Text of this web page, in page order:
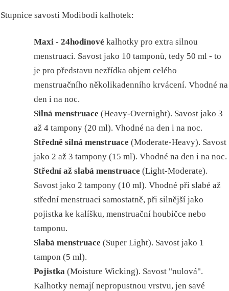
Stupnice savosti Modibodi kalhotek:
Maxi - 24hodinové kalhotky pro extra silnou
menstruaci. Savost jako 10 tamponů, tedy 50 ml - to
je pro představu nezřídka objem celého
menstruačního několikadenního krvácení. Vhodné na
den i na noc.
Silná menstruace (Heavy-Overnight). Savost jako 3
až 4 tampony (20 ml). Vhodné na den i na noc.
Středně silná menstruace (Moderate-Heavy). Savost
jako 2 až 3 tampony (15 ml). Vhodné na den i na noc.
Střední až slabá menstruace (Light-Moderate).
Savost jako 2 tampony (10 ml). Vhodné při slabé až
střední menstruaci samostatně, při silnější jako
pojistka ke kalíšku, menstruační houbičce nebo
tamponu.
Slabá menstruace (Super Light). Savost jako 1
tampon (5 ml).
Pojistka (Moisture Wicking). Savost "nulová".
Kalhotky nemají nepropustnou vrstvu, jen savé